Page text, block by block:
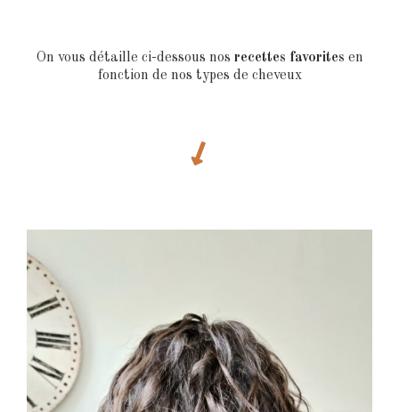
On vous détaille ci-dessous nos recettes favorites en
fonction de nos types de cheveux